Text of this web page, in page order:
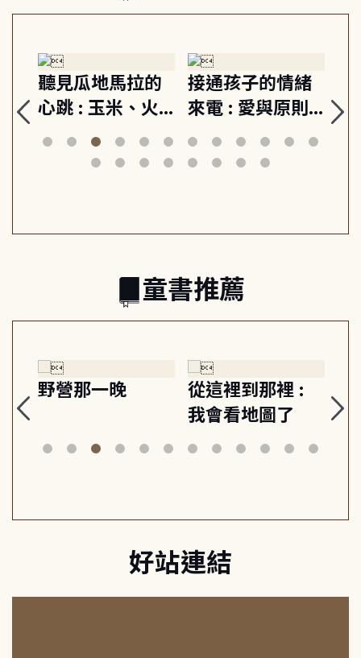
聽見瓜地馬拉的
心跳 : 玉米、火
山與信仰, 外交官
筆下的現代馬雅
接通孩子的情緒
來電 : 愛與原則,
建立教養的安定
節奏 22個行動練
關
童書推薦
野營那一晚
從這裡到那裡 :
我會看地圖了
美
好站連結